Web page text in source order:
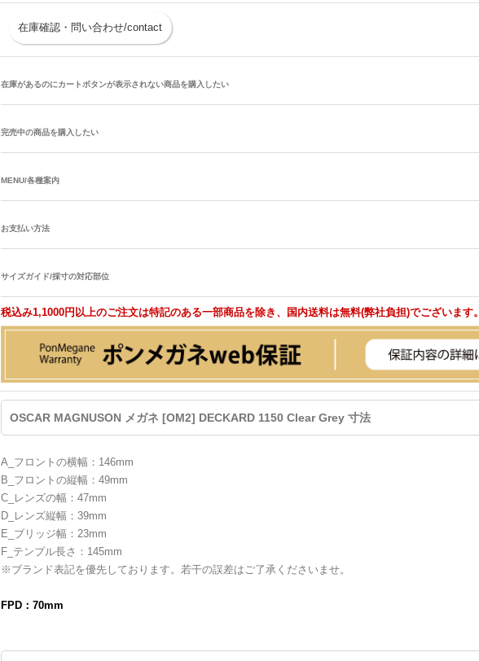
在庫確認・問い合わせ/contact
在庫があるのにカートボタンが表示されない商品を購入したい
完売中の商品を購入したい
MENU/各種案内
お支払い方法
サイズガイド/採寸の対応部位
税込み1,1000円以上のご注文は特記のある一部商品を除き、国内送料は無料(弊社負担)でございます。
OSCAR MAGNUSON メガネ [OM2] DECKARD 1150 Clear Grey 寸法
A_フロントの横幅：146mm
B_フロントの縦幅：49mm
C_レンズの幅：47mm
D_レンズ縦幅：39mm
E_ブリッジ幅：23mm
F_テンプル長さ：145mm
※ブランド表記を優先しております。若干の誤差はご了承くださいませ。
FPD：70mm